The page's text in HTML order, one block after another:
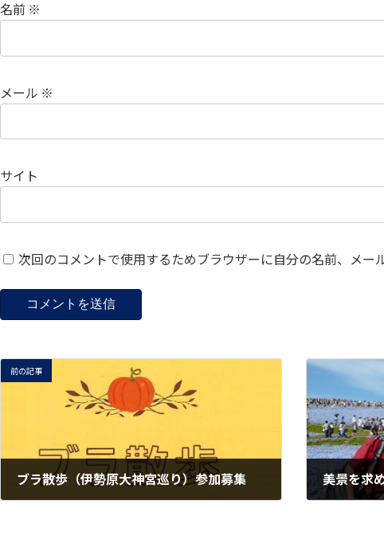
名前 ※
メール ※
サイト
次回のコメントで使用するためブラウザーに自分の名前、メー
前の記事
ブラ散歩（伊勢原大神宮巡り）参加募集 美景を求